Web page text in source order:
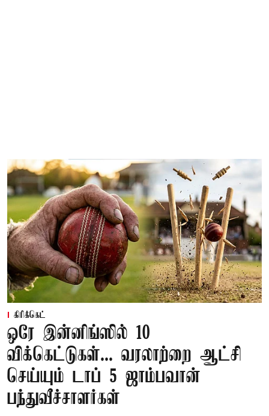
கிரிக்கெட்
ஒரே இன்னிங்ஸில் 10
விக்கெட்டுகள்... வரலாற்றை ஆட்சி
செய்யும் டாப் 5 ஜாம்பவான்
பந்துவீச்சாளர்கள்